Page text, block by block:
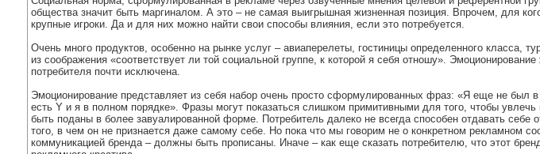
общества значит быть маргиналом. А это – не самая выигрышная жизненная позиция. Впрочем, для
крупные игроки. Да и для них можно найти свои способы влияния, если это потребуется.
Очень много продуктов, особенно на рынке услуг – авиаперелеты, гостиницы определенного класса,
из соображения «соответствует ли той социальной группе, к которой я себя отношу».
потребителя почти исключена.
Эмоционирование представляет из себя набор очень просто сформулированных фраз: «Я еще не
есть Y и я в полном порядке». Фразы могут показаться слишком примитивными для того, чтобы
быть поданы в более завуалированной форме. Потребитель далеко не всегда способен отдавать
того, в чем он не признается даже самому себе. Но пока что мы говорим не о конкретном рекламном
коммуникацией бренда – должны быть прописаны. Иначе – как еще сказать потребителю, что этот